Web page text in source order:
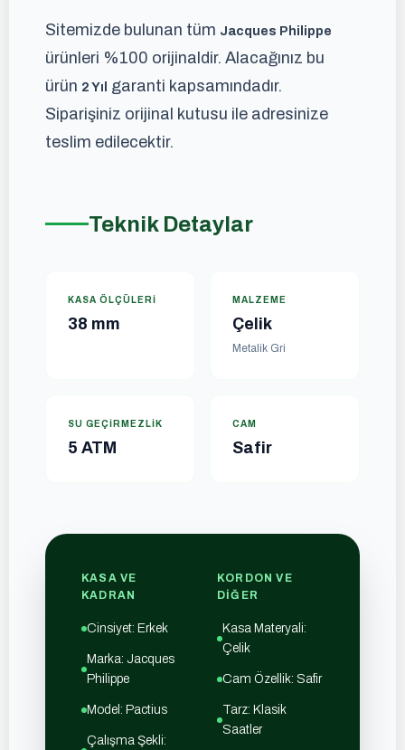
Sitemizde bulunan tüm Jacques Philippe
ürünleri %100 orijinaldir. Alacağınız bu
ürün 2 Yıl
garanti kapsamındadır.
Siparişiniz orijinal kutusu ile adresinize
teslim edilecektir.
Teknik Detaylar
KASA ÖLÇÜLERI
38 mm
MALZEME
Çelik
Metalik Gri
SU GEÇIRMEZLIK
5 ATM
CAM
Safir
KASA VE
KADRAN
Cinsiyet: Erkek
Marka: Jacques
Philippe
Model: Pactius
Çalışma Şekli:
KORDON VE
DIĞER
Kasa Materyali:
Çelik
Cam Özellik: Safir
Tarz: Klasik
Saatler